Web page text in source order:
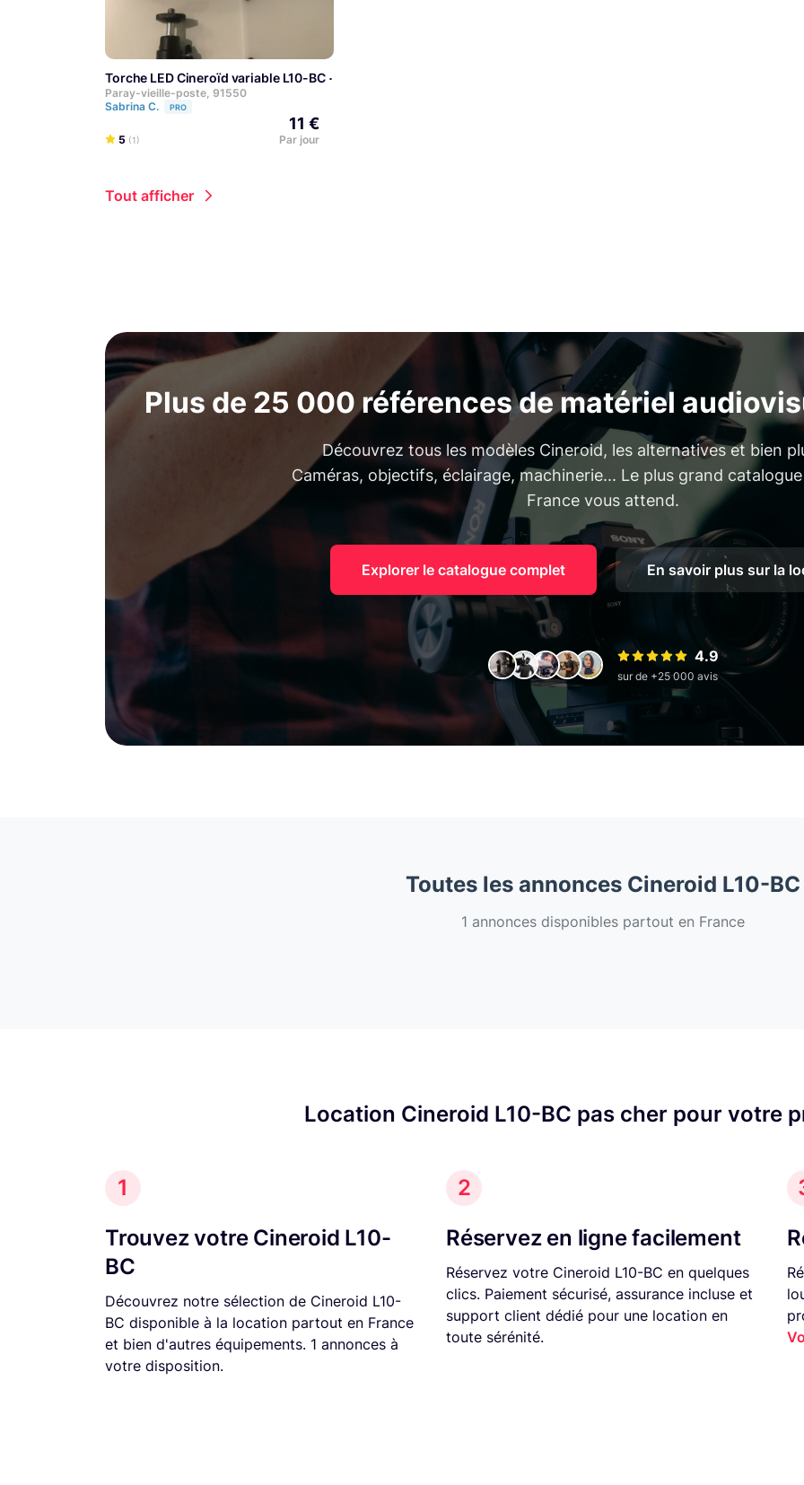
Torche LED Cineroïd variable L10-BC
Paray-vieille-poste, 91550
Sabrina C.
PRO
5 (1)
11 €
Par jour
Tout afficher
Plus de 25 000 références de matériel
Découvrez tous les modèles Cineroid, les alternatives et bien
Caméras, objectifs, éclairage, machinerie... Le plus grand
France vous attend.
Explorer le catalogue complet En savoir plus sur la
4.9
sur de +25 000 avis
Toutes les annonces Cineroid L10-BC
1 annonces disponibles partout en France
Location Cineroid L10-BC pas cher pour votre
1
Trouvez votre Cineroid L10-
BC
Découvrez notre sélection de Cineroid L10-
BC disponible à la location partout en France
et bien d'autres équipements. 1 annonces à
votre disposition.
2
Réservez en ligne facilement
Réservez votre Cineroid L10-BC en quelques
clics. Paiement sécurisé, assurance incluse et
support client dédié pour une location en
toute sérénité.